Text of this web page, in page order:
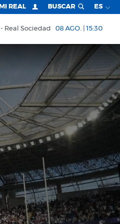
MI REAL BUSCAR ES
Real Sociedad 08 AGO. | 15:30